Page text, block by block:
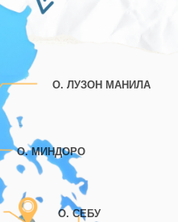
О. ЛУЗОН МАНИЛА
О. МИНДОРО
О. СЕБУ